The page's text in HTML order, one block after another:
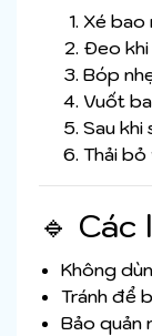
Xé bao
Đeo
Bóp
Vuốt
Sau
Thải bỏ
🔹
Không
Tránh để
Bảo quản